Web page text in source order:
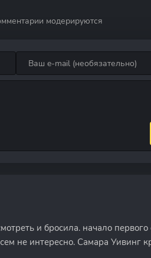
модерируются
и бросила. начало первого
не интересно. Самара Уивинг